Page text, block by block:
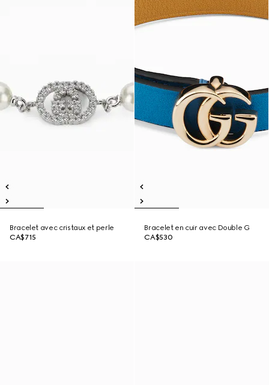
Bracelet avec cristaux et perle
CA$715
Bracelet en cuir avec Double G
CA$530